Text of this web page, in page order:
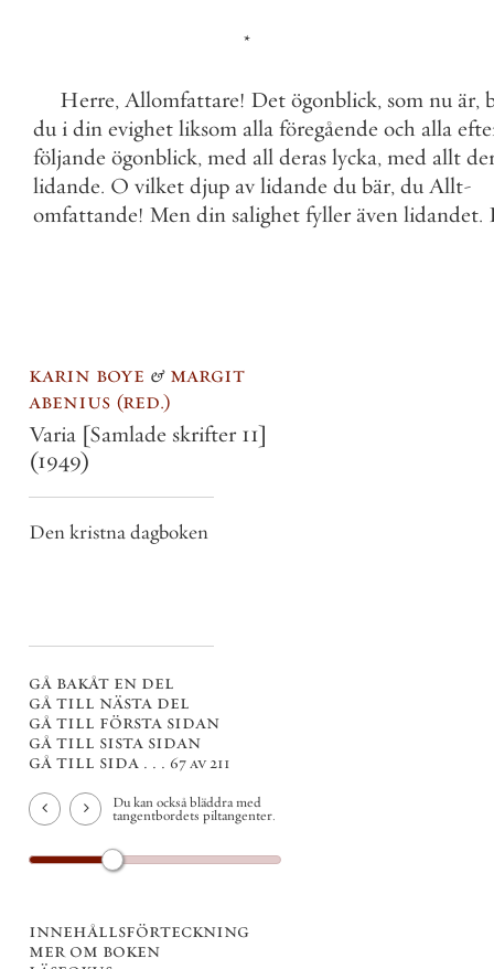
*
Herre, Allomfattare! Det ögonblick, som nu är,
du i din evighet liksom alla föregående och alla
följande ögonblick, med all deras lycka, med allt
lidande. O vilket djup av lidande du bär, du Allt-
omfattande! Men din salighet fyller även lidandet.
karin boye & margit
abenius red.
Varia [Samlade skrifter 11]
(1949)
Den kristna dagboken
gå bakåt en del
gå till nästa del
gå till första sidan
gå till sista sidan
gå till sida . . . 67 av 211
Du kan också bläddra med
tangentbordets piltangenter.
innehållsförteckning
mer om boken